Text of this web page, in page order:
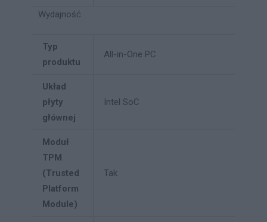
Wydajność
Typ
produktu
All-in-One PC
Układ
płyty
głównej
Intel SoC
Moduł
TPM
(Trusted
Platform
Module)
Tak